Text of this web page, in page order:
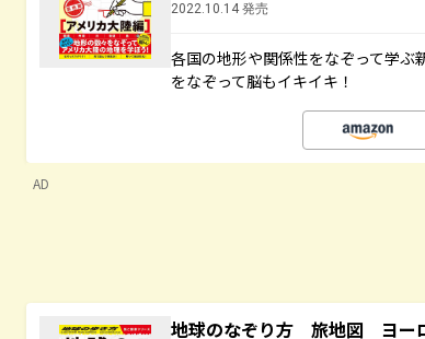
2022.10.14 発売
各国の地形や関係性をなぞって学
をなぞって脳もイキイキ！
AD
地球のなぞり方 旅地図 ヨー